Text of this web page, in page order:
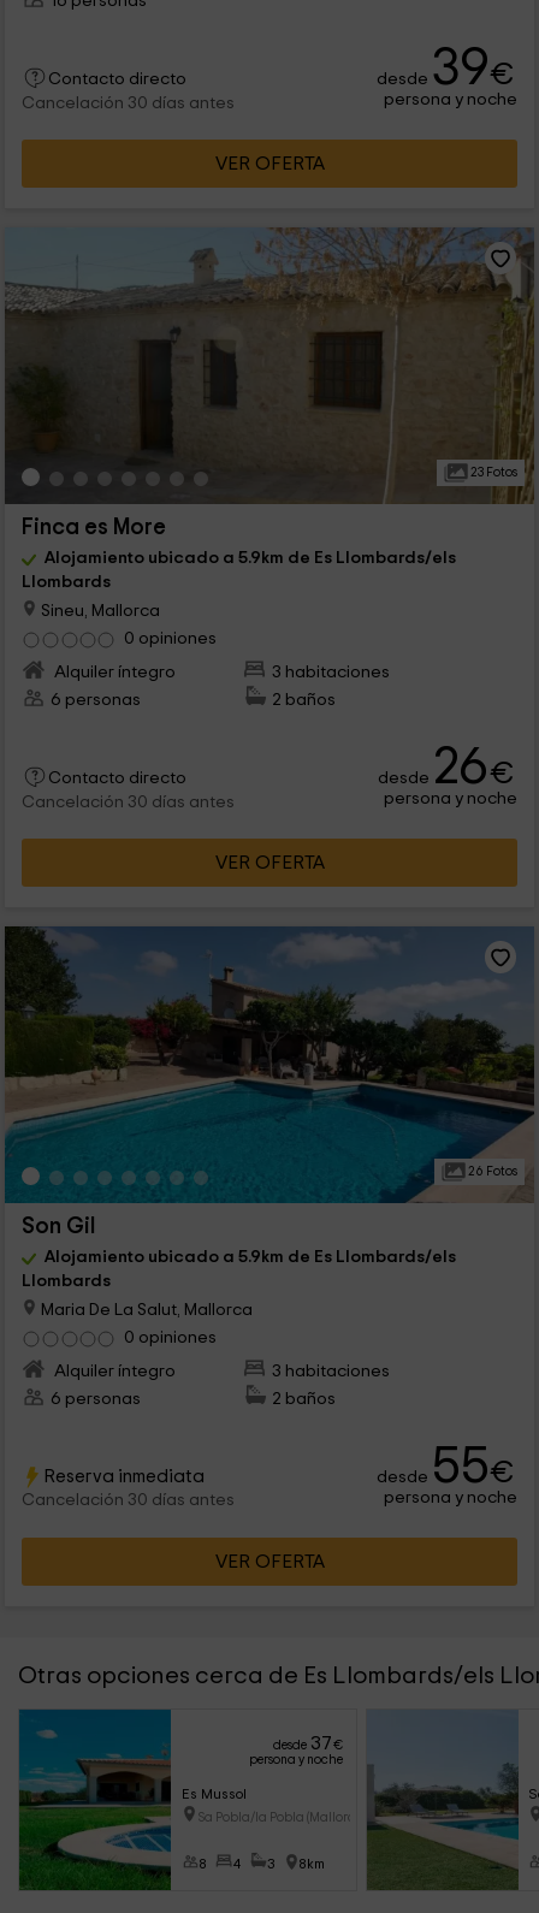
Contacto directo
Cancelación 30 días antes
desde 39€
persona y noche
VER OFERTA
23 Fotos
Finca es More
Alojamiento ubicado a 5.9km de Es Llombards/els
Llombards
Sineu, Mallorca
0 opiniones
Alquiler íntegro
3 habitaciones
6 personas
2 baños
Contacto directo
Cancelación 30 días antes
desde 26€
persona y noche
VER OFERTA
26 Fotos
Son Gil
Alojamiento ubicado a 5.9km de Es Llombards/els
Llombards
Maria De La Salut, Mallorca
0 opiniones
Alquiler íntegro
3 habitaciones
6 personas
2 baños
Reserva inmediata
Cancelación 30 días antes
desde 55€
persona y noche
VER OFERTA
Otras opciones cerca de Es Llombards/els
desde 37€
persona y noche
Es Mussol
Sa Pobla/la Pobla (Mallorca)
8 4 3 8km